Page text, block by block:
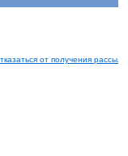
от получения